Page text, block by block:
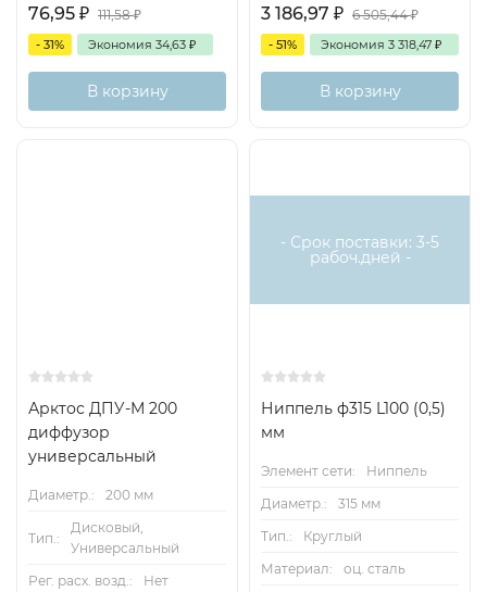
76,95 ₽ 111,58₽
- 31% Экономия 34,63 ₽
В корзину
3 186,97 ₽ 6 505,44₽
- 51% Экономия 3 318,47 ₽
В корзину
Арктос ДПУ-М 200
диффузор
универсальный
Диаметр.: 200 мм
Тип.:
Дисковый,
Универсальный
Рег. расх. возд.:
Нет
- Срок поставки: 3-5
рабоч.дней -
Ниппель ф315 L100 (0,5)
мм
Элемент сети:
Ниппель
Диаметр.:
315 мм
Тип.:
Круглый
Материал:
оц. сталь